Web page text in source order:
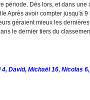
période. Dès lors, et dans une
Après avoir compter jusqu'à
géraient mieux les
le dernier tiers du
4, David, Michaël 16, Nicolas